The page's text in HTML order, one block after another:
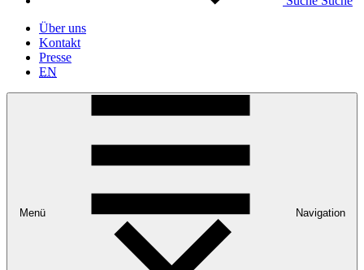
Über uns
Kontakt
Presse
EN
Menü Navigation